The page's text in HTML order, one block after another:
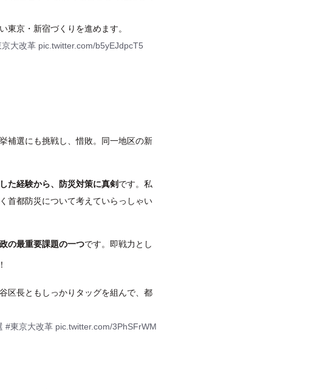
東京・新宿づくりを進めます。
京大改革 pic.twitter.com/b5yEJdpcT5
補選にも挑戦し、惜敗。同一地区の新
た経験から、防災対策に真剣です。私
首都防災について考えていらっしゃい
の最重要課題の一つです。即戦力とし
区長ともしっかりタッグを組んで、都
#東京大改革 pic.twitter.com/3PhSFrWM